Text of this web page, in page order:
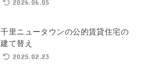
2026.06.05
千里ニュータウンの公的賃貸住宅の
建て替え
2025.02.23